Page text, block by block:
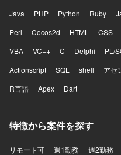
Java PHP Python Ruby
Perl
Cocos2d HTML CSS
VBA
VC++ C Delphi PL/
Actionscript
SQL shell アセ
R言語
Apex Dart
特徴から案件を探す
リモート可 週1勤務 週2勤務